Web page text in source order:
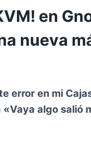
en
nueva
error en mi
algo salió